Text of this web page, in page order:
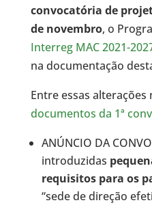
convocatória de
de novembro, o
Interreg MAC 2021-
na documentação
Entre essas alterações
documentos da 1ª
ANÚNCIO DA
introduzidas
requisitos para os
“sede de direção